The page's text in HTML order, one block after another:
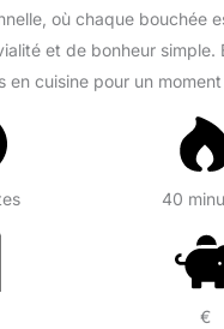
où chaque bouchée
et de bonheur simple.
en cuisine pour un
40
€